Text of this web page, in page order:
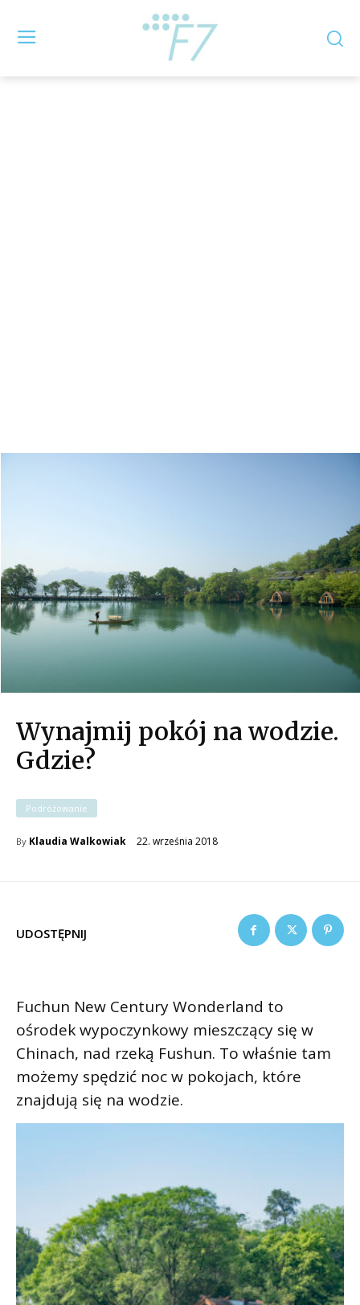
Wynajmij pokój na wodzie.
Gdzie?
Podróżowanie
By Klaudia Walkowiak 22. września 2018
UDOSTĘPNIJ
Fuchun New Century Wonderland to
ośrodek wypoczynkowy mieszczący się w
Chinach, nad rzeką Fushun. To właśnie tam
możemy spędzić noc w pokojach, które
znajdują się na wodzie.